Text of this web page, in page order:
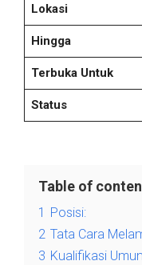
Lokasi
Hingga
Terbuka Untuk
Status
Table of
1
Posisi:
2 Tata Cara
3 Kualifikasi